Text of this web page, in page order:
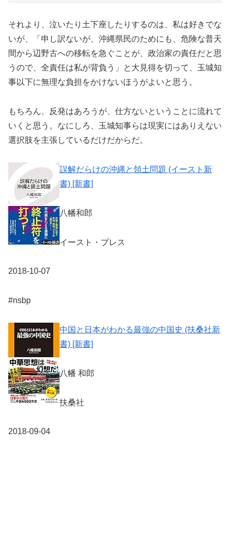
それより、泣いたり土下座したりするのは、私は好きでな
いが、「申し訳ないが、沖縄県民のためにも、危険な普天
間から辺野古への移転を急ぐことが、政治家の責任だと思
うので、全責任は私が背負う」と大見得を切って、玉城知
事以下に無理な負担をかけないほうがよいと思う。
もちろん、反発はあろうが、仕方ないということに流れて
いくと思う。なにしろ、玉城知事らは現実にはありえない
選択肢を主張しているだけだからだ。
誤解だらけの沖縄と領土問題 (イースト新
書) [新書]
八幡和郎
イースト・プレス
2018-10-07
#nsbp
中国と日本がわかる最強の中国史 (扶桑社新
書) [新書]
八幡 和郎
扶桑社
2018-09-04